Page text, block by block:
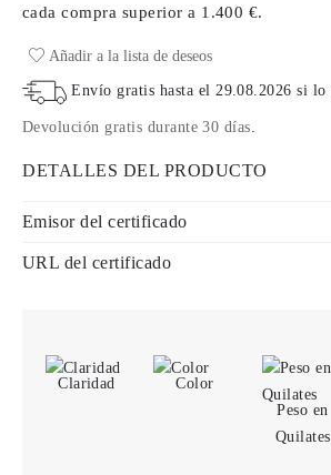
cada compra superior a 1.400 €.
Añadir a la lista de deseos
Envío gratis hasta el 29.08.2026 si lo
Devolución gratis durante 30 días
DETALLES DEL PRODUCTO
Emisor del certificado
URL del certificado
Claridad
Color
Peso en
Quilates